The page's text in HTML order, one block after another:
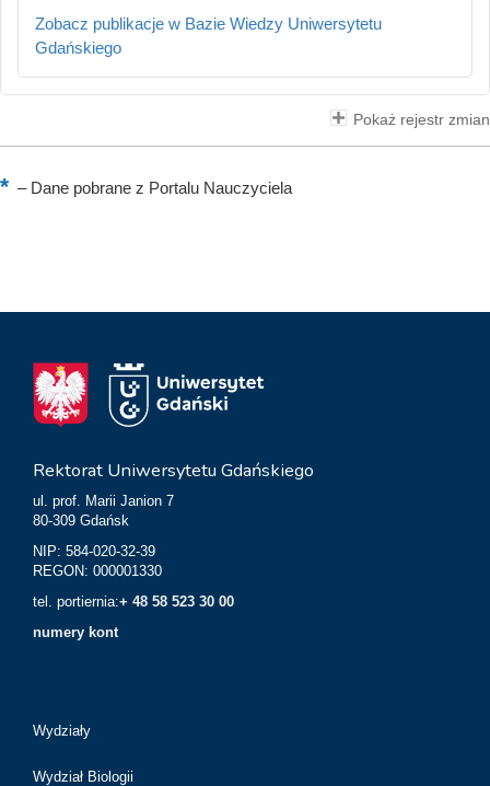
Zobacz publikacje w Bazie Wiedzy Uniwersytetu
Gdańskiego
Pokaż rejestr zmian
–Dane pobrane z Portalu Nauczyciela
Rektorat Uniwersytetu Gdańskiego
ul. prof. Marii Janion 7
80-309 Gdańsk
NIP: 584-020-32-39
REGON: 000001330
tel. portiernia:+ 48 58 523 30 00
numery kont
Wydziały
Wydział Biologii